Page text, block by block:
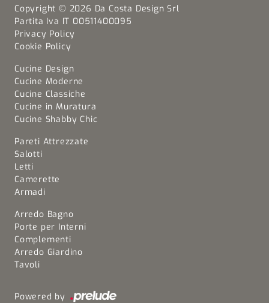
Copyright © 2026 Da Costa Design Srl
Partita Iva IT 00511400095
Privacy Policy
Cookie Policy
Cucine Design
Cucine Moderne
Cucine Classiche
Cucine in Muratura
Cucine Shabby Chic
Pareti Attrezzate
Salotti
Letti
Camerette
Armadi
Arredo Bagno
Porte per Interni
Complementi
Arredo Giardino
Tavoli
Powered by